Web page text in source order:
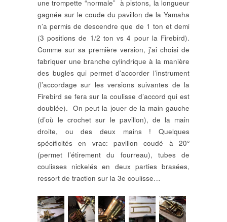
une trompette “normale” à pistons, la longueur
gagnée sur le coude du pavillon de la Yamaha
n’a permis de descendre que de 1 ton et demi
(3 positions de 1/2 ton vs 4 pour la Firebird).
Comme sur sa première version, j’ai choisi de
fabriquer une branche cylindrique à la manière
des bugles qui permet d’accorder l’instrument
(l’accordage sur les versions suivantes de la
Firebird se fera sur la coulisse d’accord qui est
doublée). On peut la jouer de la main gauche
(d’où le crochet sur le pavillon), de la main
droite, ou des deux mains ! Quelques
spécificités en vrac: pavillon coudé à 20°
(permet l’étirement du fourreau), tubes de
coulisses nickelés en deux parties brasées,
ressort de traction sur la 3e coulisse…